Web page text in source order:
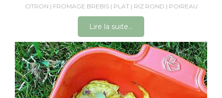
CITRON FROMAGE BREBIS PLAT RIZ ROND POIREAU
Lire la suite...